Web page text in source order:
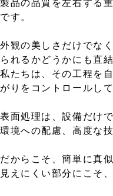
製品の品質を左右する
です。
外観の美しさだけでな
られるかどうかにも直
私たちは、その工程を
がりをコントロールして
表面処理は、設備だけ
環境への配慮、高度な
だからこそ、簡単に真
見えにくい部分にこそ